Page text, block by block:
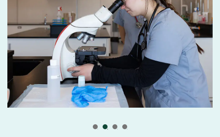
Tu aimes travailler avec le public, tu as de
l’entregent et de l’empathie;
Tu as une facilité à communiquer et à
vulgariser;
Tu as le sens de l’organisation;
Tu as une bonne dextérité manuelle et
motricité fine.